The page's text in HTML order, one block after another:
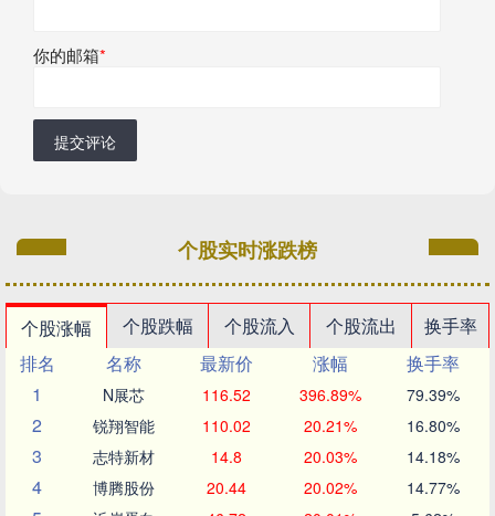
你的邮箱*
提交评论
个股实时涨跌榜
个股涨幅 个股跌幅 个股流入 个股流出
换手率
排名
名称 最新价 涨幅
换手率
1
N展芯 116.52 396.89% 79.39%
2 锐翔智能 110.02 20.21% 16.80%
3 志特新材 14.8 20.03% 14.18%
4 博腾股份 20.44 20.02% 14.77%